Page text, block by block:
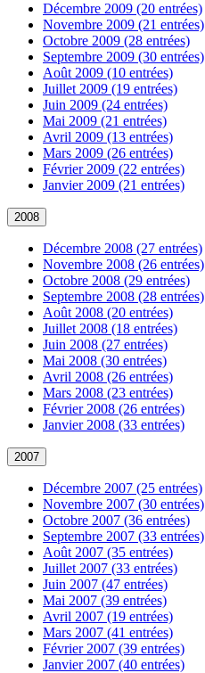
Décembre 2009 (20 entrées)
Novembre 2009 (21 entrées)
Octobre 2009 (28 entrées)
Septembre 2009 (30 entrées)
Août 2009 (10 entrées)
Juillet 2009 (19 entrées)
Juin 2009 (24 entrées)
Mai 2009 (21 entrées)
Avril 2009 (13 entrées)
Mars 2009 (26 entrées)
Février 2009 (22 entrées)
Janvier 2009 (21 entrées)
2008
Décembre 2008 (27 entrées)
Novembre 2008 (26 entrées)
Octobre 2008 (29 entrées)
Septembre 2008 (28 entrées)
Août 2008 (20 entrées)
Juillet 2008 (18 entrées)
Juin 2008 (27 entrées)
Mai 2008 (30 entrées)
Avril 2008 (26 entrées)
Mars 2008 (23 entrées)
Février 2008 (26 entrées)
Janvier 2008 (33 entrées)
2007
Décembre 2007 (25 entrées)
Novembre 2007 (30 entrées)
Octobre 2007 (36 entrées)
Septembre 2007 (33 entrées)
Août 2007 (35 entrées)
Juillet 2007 (33 entrées)
Juin 2007 (47 entrées)
Mai 2007 (39 entrées)
Avril 2007 (19 entrées)
Mars 2007 (41 entrées)
Février 2007 (39 entrées)
Janvier 2007 (40 entrées)